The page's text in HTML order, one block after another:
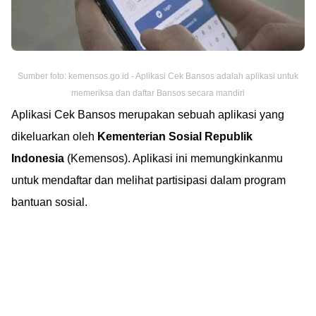
Sumber foto: kemensos.go.id - Aplikasi Cek Bansos adalah aplikasi untuk
memeriksa dan daftar Bansos secara mandiri
Aplikasi Cek Bansos merupakan sebuah aplikasi yang
dikeluarkan oleh Kementerian Sosial Republik
Indonesia (Kemensos). Aplikasi ini memungkinkanmu
untuk mendaftar dan melihat partisipasi dalam program
bantuan sosial.